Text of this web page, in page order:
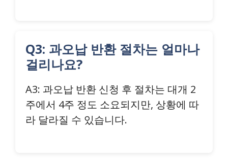
Q3: 과오납 반환 절차는 얼마나
걸리나요?
A3: 과오납 반환 신청 후 절차는 대개 2
주에서 4주 정도 소요되지만, 상황에 따
라 달라질 수 있습니다.